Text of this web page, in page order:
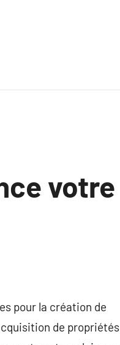
votre
pour la création de
de propriétés